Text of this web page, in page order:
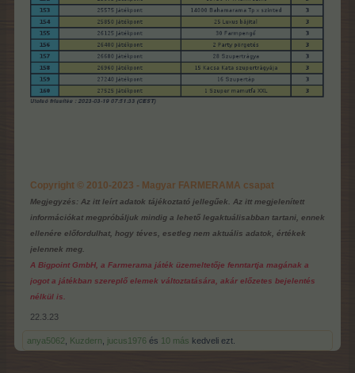
Copyright © 2010-2023 - Magyar FARMERAMA csapat
Megjegyzés: Az itt leírt adatok tájékoztató jellegűek. Az itt megjelenített
információkat megpróbáljuk mindig a lehető legaktuálisabban tartani, ennek
ellenére előfordulhat, hogy téves, esetleg nem aktuális adatok, értékek
jelennek meg.
A Bigpoint GmbH, a Farmerama játék üzemeltetője fenntartja magának a
jogot a játékban szereplő elemek változtatására, akár előzetes bejelentés
nélkül is.
22.3.23
anya5062 Kuzdern jucus1976 és 10 más kedveli ezt.